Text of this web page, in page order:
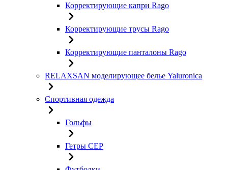
Корректирующие капри Rago
Корректирующие трусы Rago
Корректирующие панталоны Rago
RELAXSAN моделирующее белье Yaluroniсa
Спортивная одежда
Гольфы
Гетры CEP